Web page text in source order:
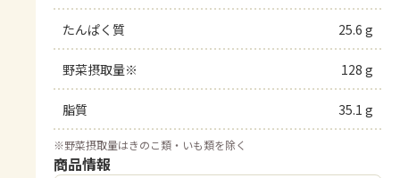
たんぱく質 25.6 g
野菜摂取量※ 128 g
脂質 35.1 g
※野菜摂取量はきのこ類・いも類を除く
商品情報